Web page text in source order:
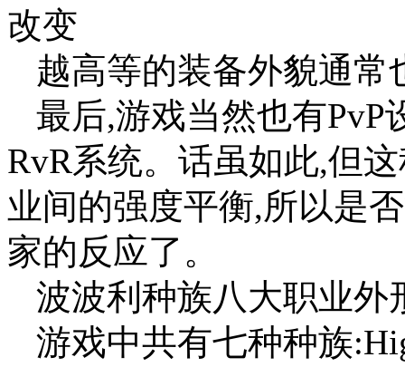
改变
越高等的装备外貌通常
最后,游戏当然也有PvP
RvR系统。话虽如此,但
业间的强度平衡,所以是
家的反应了。
波波利种族八大职业外
游戏中共有七种种族